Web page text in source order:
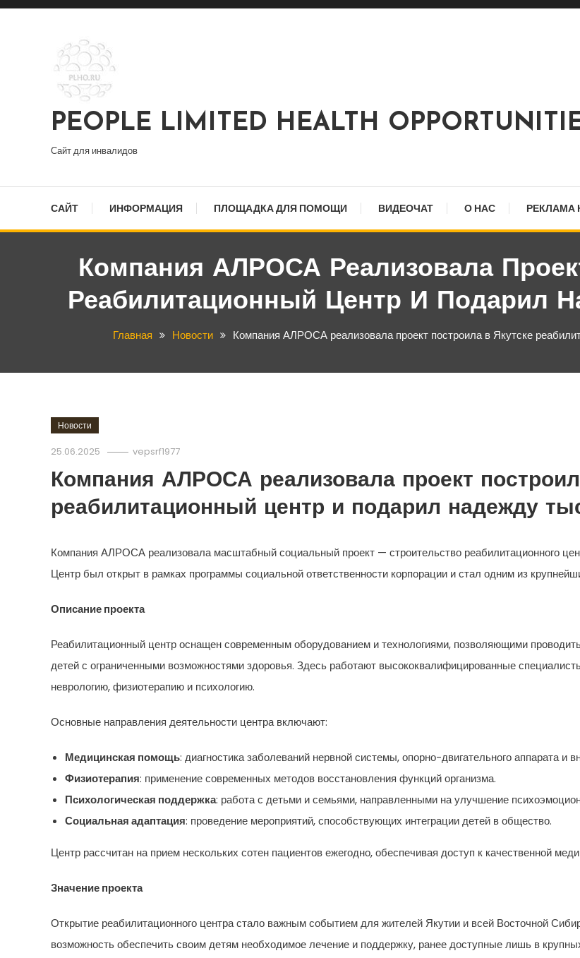
Перейти
содержимому
PEOPLE LIMITED HEALTH
Сайт для инвалидов
САЙТ ИНФОРМАЦИЯ ПЛОЩАДКА ДЛЯ ПОМОЩИ ВИДЕОЧАТ О НАС РЕКЛАМА
Компания АЛРОСА Реализовала
Реабилитационный Центр И Подарил
Главная Новости Компания АЛРОСА реализовала проект построила в Якутске
Новости
25.06.2025 vepsrf1977
Компания АЛРОСА реализовала проект
реабилитационный центр и подарил надежду
Компания АЛРОСА реализовала масштабный социальный проект — строительство реабилитационного
Центр был открыт в рамках программы социальной ответственности корпорации и стал одним из
Описание проекта
Реабилитационный центр оснащен современным оборудованием и технологиями, позволяющими
детей с ограниченными возможностями здоровья. Здесь работают высококвалифицированные
неврологию, физиотерапию и психологию.
Основные направления деятельности центра включают:
Медицинская помощь: диагностика заболеваний нервной системы, опорно-двигательного аппарата и
Физиотерапия: применение современных методов восстановления функций организма.
Психологическая поддержка: работа с детьми и семьями, направленными на улучшение
Социальная адаптация: проведение мероприятий, способствующих интеграции детей в общество.
Центр рассчитан на прием нескольких сотен пациентов ежегодно, обеспечивая доступ к качественной
Значение проекта
Открытие реабилитационного центра стало важным событием для жителей Якутии и всей Восточной
возможность обеспечить своим детям необходимое лечение и поддержку, ранее доступные лишь в